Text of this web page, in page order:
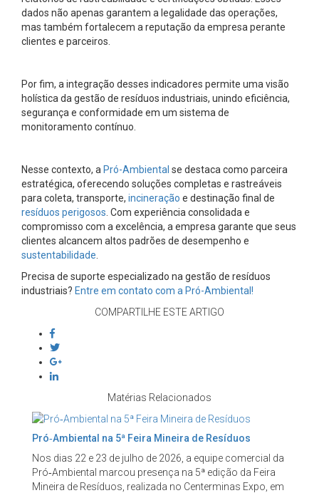
dados não apenas garantem a legalidade das operações,
mas também fortalecem a reputação da empresa perante
clientes e parceiros.
Por fim, a integração desses indicadores permite uma visão
holística da gestão de resíduos industriais, unindo eficiência,
segurança e conformidade em um sistema de
monitoramento contínuo.
Nesse contexto, a Pró-Ambiental se destaca como parceira
estratégica, oferecendo soluções completas e rastreáveis
para coleta, transporte, incineração e destinação final de
resíduos perigosos . Com experiência consolidada e
compromisso com a excelência, a empresa garante que seus
clientes alcancem altos padrões de desempenho e
sustentabilidade
Precisa de suporte especializado na gestão de resíduos
industriais? Entre em contato com a Pró-Ambiental!
COMPARTILHE ESTE ARTIGO
Matérias Relacionados
Pró‑Ambiental na 5ª Feira Mineira de Resíduos
Nos dias 22 e 23 de julho de 2026, a equipe comercial da
Pró‑Ambiental marcou presença na 5ª edição da Feira
Mineira de Resíduos, realizada no Centerminas Expo, em